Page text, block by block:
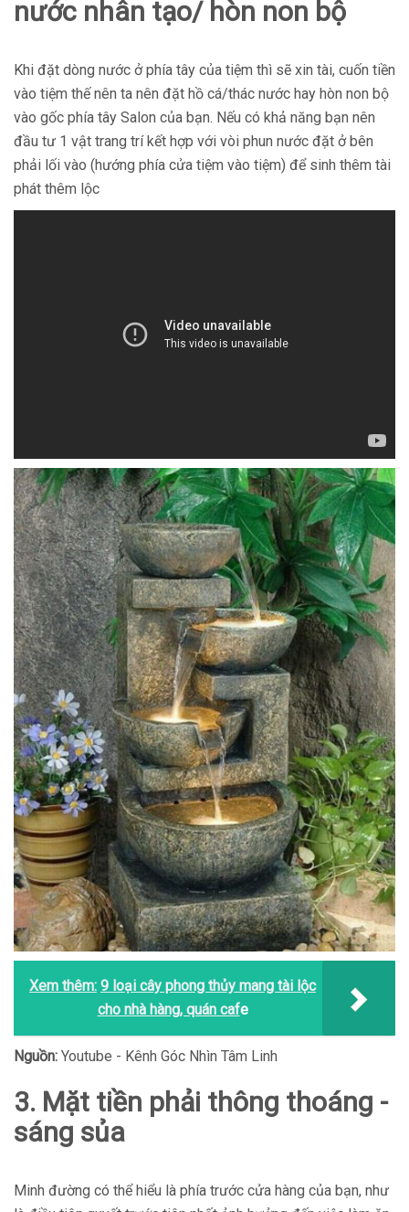
nước nhân tạo/ hòn non bộ
Khi đặt dòng nước ở phía tây của tiệm thì sẽ xin tài, cuốn tiền
vào tiệm thế nên ta nên đặt hồ cá/thác nước hay hòn non bộ
vào gốc phía tây Salon của bạn. Nếu có khả năng bạn nên
đầu tư 1 vật trang trí kết hợp với vòi phun nước đặt ở bên
phải lối vào (hướng phía cửa tiệm vào tiệm) để sinh thêm tài
phát thêm lộc
Xem thêm: 9 loại cây phong thủy mang tài lộc
cho nhà hàng, quán cafe
Nguồn: Youtube - Kênh Góc Nhìn Tâm Linh
3. Mặt tiền phải thông thoáng -
sáng sủa
Minh đường có thể hiểu là phía trước cửa hàng của bạn, như